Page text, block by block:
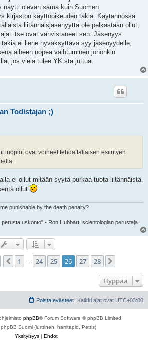
näytti olevan sama kuin Suomen
kirjaston käyttöoikeuden takia. Käytännössä
liitännäisjäsenyyttä ole pelkästään ollut,
itse ovat vahvistaneet sen. Jäsenyys
ei liene hyväksyttävä syy jäsenyydelle,
aiheen nopea vaihtuminen johonkin
jos vielä tulee YK:sta juttua.
Todistajan ;)
luopiot ovat voineet tehdä tällaisen esiintyen
ei ollut mitään syytä purkaa tuota liitännäistä,
ollut
punishable by the death penalty?
uskonto" - Ron Hubbart, scientologian perustaja.
Sivu 26/ 28
Edellinen
1 … 24 25 26 27 28
Hyppää
Kaikki ajat ovat UTC+03:00
Poista evästeet
phpBB® Forum Software © phpBB Limited
Suomi (lurttinen, harritapio, Pettis)
Yksityisyys
Ehdot